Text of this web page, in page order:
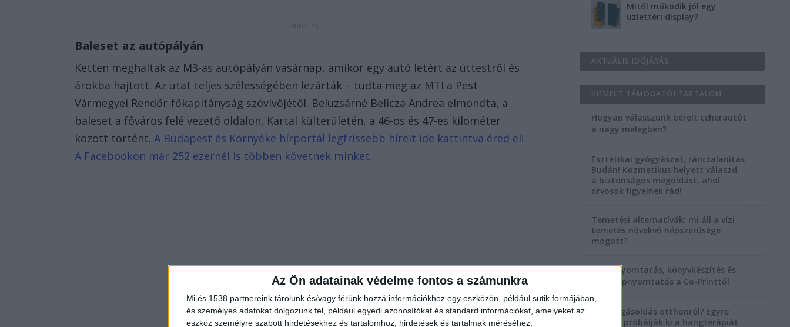
Az Ön adatainak védelme fontos a számunkra
Mi és 1538 partnereink tárolunk és/vagy férünk hozzá információkhoz egy eszközön, például sütik formájában,
és személyes adatokat dolgozunk fel, például egyedi azonosítókat és standard információkat, amelyeket az
eszköz személyre szabott hirdetésekhez és tartalomhoz, hirdetések és tartalmak méréséhez,
Baleset az autópályán
Ketten meghaltak az M3-as autópályán vasárnap, amikor egy autó letért az úttestről és
árokba hajtott. Az utat teljes szélességében lezárták – tudta meg az MTI a Pest
Vármegyei Rendőr-főkapitányság szóvivőjétől. Beluzsárné Belicza Andrea elmondta, a
baleset a főváros felé vezető oldalon, Kartal külterületén, a 46-os és 47-es kilométer
között történt.A Budapest és Környéke hírportál legfrissebb híreit ide kattintva éred el!
A Facebookon már 252 ezernél is többen követnek minket.
Mitől működik jól egy
üzlettéri display?
AKTUÁLIS IDŐJÁRÁS
KIEMELT TÁMOGATÓI TARTALOM
Hogyan válasszunk bérelt teherautót
a nagy melegben?
Esztétikai gyógyászat, ránctalanítás
Budán! Kozmetikus helyett válaszd
a biztonságos megoldást, ahol
orvosok figyelnek rád!
Temetési alternatívák: mi áll a vízi
temetés növekvő népszerűsége
mögött?
Könyvnyomtatás, könyvkészítés és
szórólapnyomtatás a Co-Printtől
Szorongásoldás otthonról? Egyre
többen próbálják ki a hangterápiát